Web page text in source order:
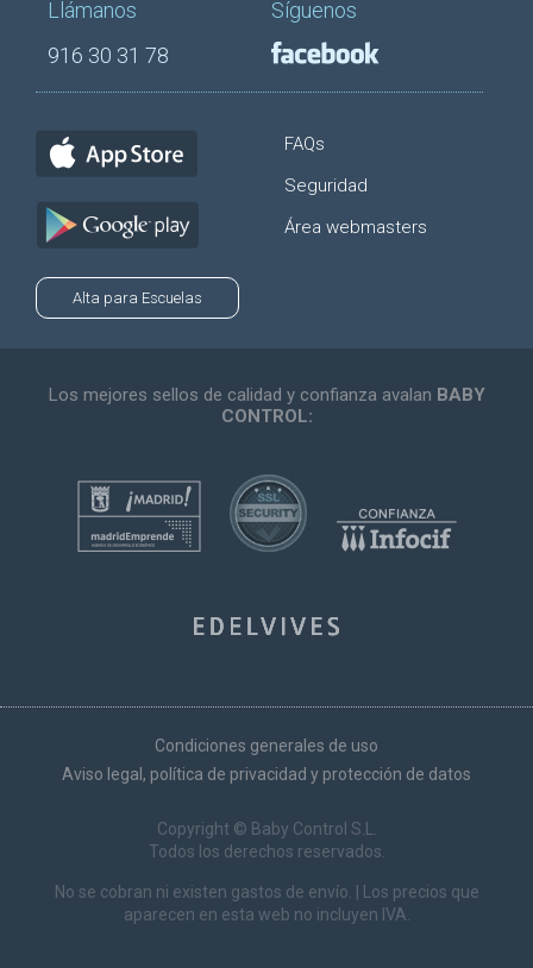
Llámanos
916 30 31 78
Síguenos
FAQs
Seguridad
Área webmasters
Alta para Escuelas
Los mejores sellos de calidad y confianza avalan BABY
CONTROL:
Condiciones generales de uso
Aviso legal, política de privacidad y protección de datos
Copyright © Baby Control S.L.
Todos los derechos reservados.
No se cobran ni existen gastos de envío. | Los precios que
aparecen en esta web no incluyen IVA.